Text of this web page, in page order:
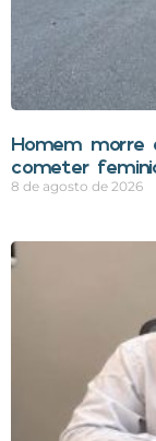
Homem morre
cometer
8 de agosto de 2026